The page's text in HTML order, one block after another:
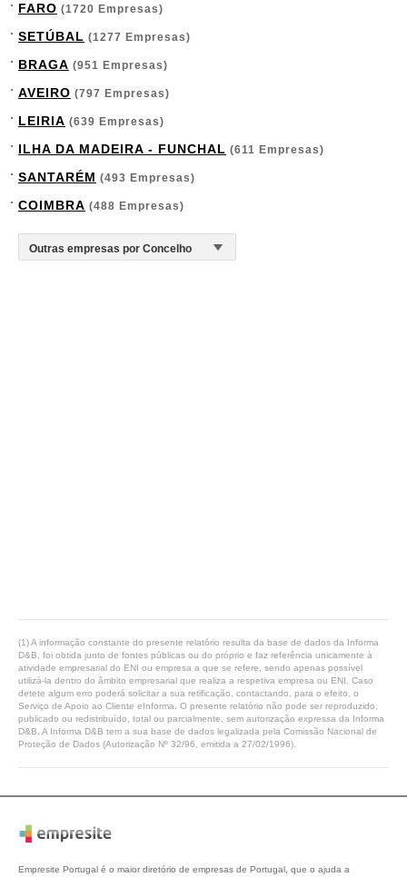
FARO (1720 Empresas)
SETÚBAL (1277 Empresas)
BRAGA (951 Empresas)
AVEIRO (797 Empresas)
LEIRIA (639 Empresas)
ILHA DA MADEIRA - FUNCHAL (611 Empresas)
SANTARÉM (493 Empresas)
COIMBRA (488 Empresas)
(1) A informação constante do presente relatório resulta da base de dados da Informa
D&B, foi obtida junto de fontes públicas ou do próprio e faz referência unicamente à
atividade empresarial do ENI ou empresa a que se refere, sendo apenas possível
utilizá-la dentro do âmbito empresarial que realiza a respetiva empresa ou ENI. Caso
detete algum erro poderá solicitar a sua retificação, contactando, para o efeito, o
Serviço de Apoio ao Cliente eInforma. O presente relatório não pode ser reproduzido,
publicado ou redistribuído, total ou parcialmente, sem autorização expressa da Informa
D&B. A Informa D&B tem a sua base de dados legalizada pela Comissão Nacional de
Proteção de Dados (Autorização Nº 32/96, emitida a 27/02/1996).
Empresite Portugal é o maior diretório de empresas de Portugal, que o ajuda a